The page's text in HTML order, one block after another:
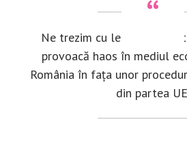
Ne trezim cu legi
provoacă haos în mediul
România în fața unor
din partea